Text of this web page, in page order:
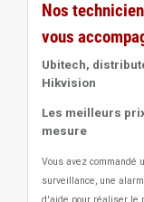
Nos
vous
Ubitech,
Hikvision
Les meilleurs
mesure
Vous avez commandé
surveillance, une